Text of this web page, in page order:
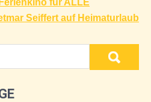
für ALLE
Seiffert auf Heimaturlaub